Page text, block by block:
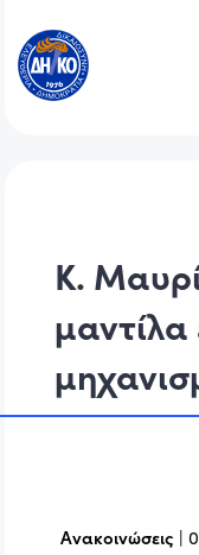
Κ.
μαντίλα
Ανακοινώσεις |